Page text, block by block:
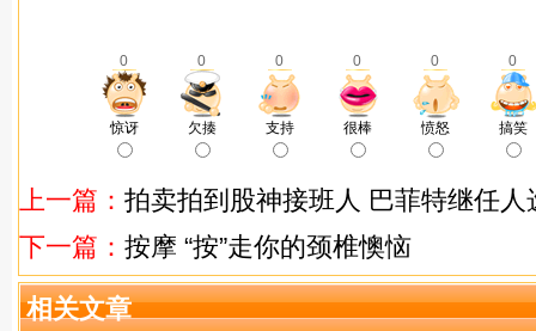
0 0 0 0 0 0
惊讶 欠揍 支持 很棒 愤怒 搞笑
上一篇： 拍卖拍到股神接班人 巴菲特继任人
下一篇： 按摩 “按”走你的颈椎懊恼
相关文章